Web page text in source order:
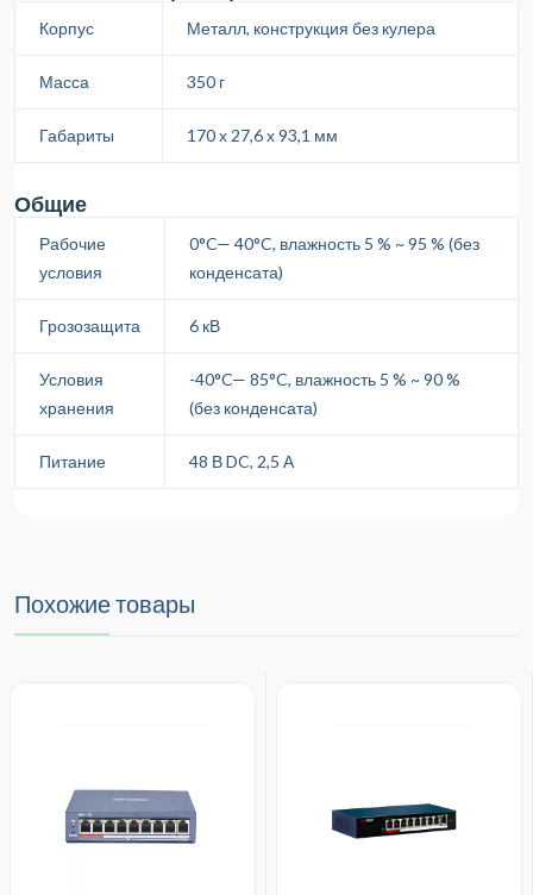
Корпус Металл, конструкция без кулера
Масса 350 г
Габариты 170 х 27,6 х 93,1 мм
Общие
Рабочие
условия
0°C— 40°C, влажность 5 % ~ 95 % (без
конденсата)
Грозозащита 6 кВ
Условия
хранения
-40°C— 85°C, влажность 5 % ~ 90 %
(без конденсата)
Питание 48 В DC, 2,5 А
Похожие товары